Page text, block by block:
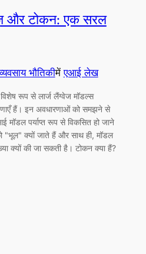
और टोकन: एक सरल
भौतिकीमेंएआई लेख
रूप से लार्ज लैंग्वेज मॉडल्स
हैं। इन अवधारणाओं को समझने से
मॉडल पर्याप्त रूप से विकसित हो जाने
"भूल" क्यों जाते हैं और साथ ही, मॉडल
क्यों की जा सकती है। टोकन क्या हैं?